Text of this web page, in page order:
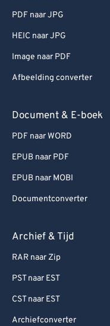
PDF naar JPG
HEIC naar JPG
Image naar PDF
Afbeelding converter
Document & E-boek
PDF naar WORD
EPUB naar PDF
EPUB naar MOBI
Documentconverter
Archief & Tijd
RAR naar Zip
PST naar EST
CST naar EST
Archiefconverter